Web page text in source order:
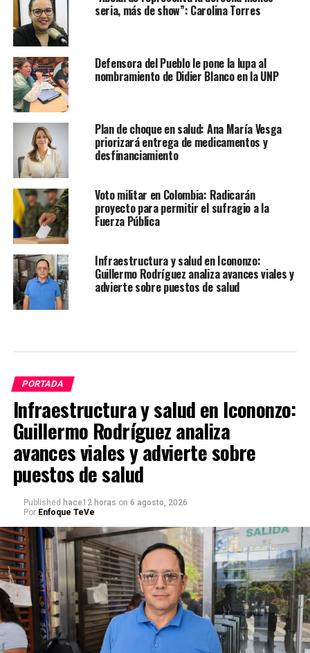
seria, más de show”: Carolina Torres
Defensora del Pueblo le pone la lupa al
nombramiento de Didier Blanco en la UNP
Plan de choque en salud: Ana María Vesga
priorizará entrega de medicamentos y
desfinanciamiento
Voto militar en Colombia: Radicarán
proyecto para permitir el sufragio a la
Fuerza Pública
Infraestructura y salud en Icononzo:
Guillermo Rodríguez analiza avances viales y
advierte sobre puestos de salud
PORTADA
Infraestructura y salud en Icononzo:
Guillermo Rodríguez analiza
avances viales y advierte sobre
puestos de salud
Published hace12 horas on 6 agosto, 2026
Por Enfoque TeVe